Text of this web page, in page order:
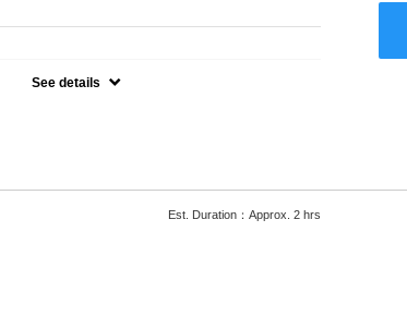
See details
Est. Duration：Approx. 2 hrs